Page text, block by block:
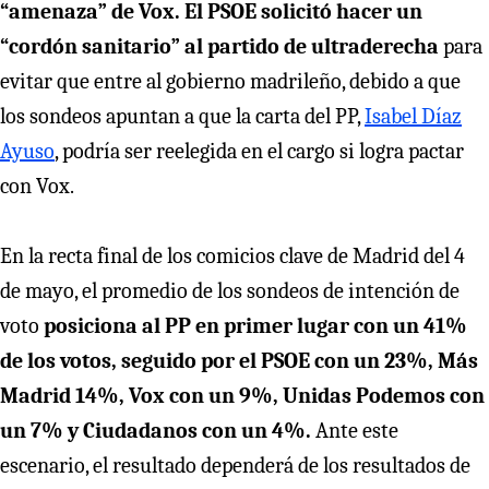
“amenaza” de Vox. El PSOE solicitó hacer un
“cordón sanitario” al partido de ultraderecha para
evitar que entre al gobierno madrileño, debido a que
los sondeos apuntan a que la carta del PP,Isabel Díaz
Ayuso, podría ser reelegida en el cargo si logra pactar
con Vox.
En la recta final de los comicios clave de Madrid del 4
de mayo, el promedio de los sondeos de intención de
voto posiciona al PP en primer lugar con un 41%
de los votos, seguido por el PSOE con un 23%, Más
Madrid 14%, Vox con un 9%, Unidas Podemos con
un 7% y Ciudadanos con un 4%. Ante este
escenario, el resultado dependerá de los resultados de